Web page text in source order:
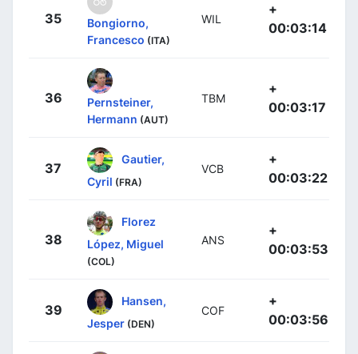
35
Bongiorno,
Francesco (ITA)
WIL
+
00:03:14
36
Pernsteiner,
Hermann (AUT)
TBM
+
00:03:17
37
Gautier,
Cyril (FRA)
VCB
+
00:03:22
38
Florez
López, Miguel
(COL)
ANS
+
00:03:53
39
Hansen,
Jesper (DEN)
COF
+
00:03:56